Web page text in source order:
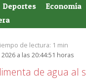
Deportes Economía
de lectura: 1 min
a las 20:44:51 horas
de agua al